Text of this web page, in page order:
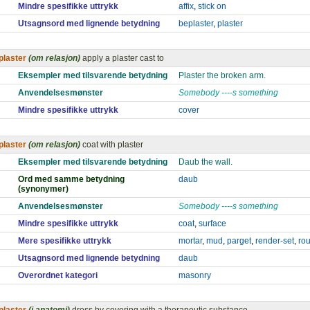
Mindre spesifikke uttrykk
affix, stick on
Utsagnsord med lignende betydning
beplaster, plaster
(om relasjon) apply a plaster cast to
Eksempler med tilsvarende betydning
Plaster the broken arm.
Anvendelsesmønster
Somebody ----s something
Mindre spesifikke uttrykk
cover
(om relasjon) coat with plaster
Eksempler med tilsvarende betydning
Daub the wall.
Ord med samme betydning
(synonymer)
daub
Anvendelsesmønster
Somebody ----s something
Mindre spesifikke uttrykk
coat, surface
Mere spesifikke uttrykk
mortar, mud , parget, render-set,
Utsagnsord med lignende betydning
daub
Overordnet kategori
masonry